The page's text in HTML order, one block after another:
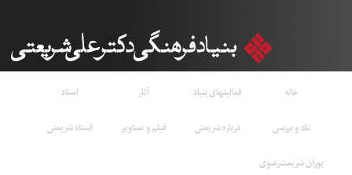
خانه فعالیتهای بنیاد آثار
اسناد
نقد و بررسی
درباره شریعتی فیلم و تصاویر
استاد شریعتی
پوران شریعت‌رضوی